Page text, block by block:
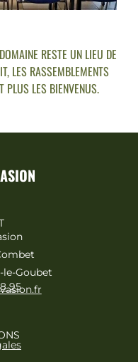
RESTE UN LIEU DE
LES RASSEMBLEMENTS
PLUS LES BIENVENUS.
le-Goubet
95